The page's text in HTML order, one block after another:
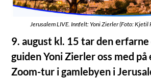
Jerusalem LIVE. Innfelt: Yoni Zierler (Foto: Kjetil
9. august kl. 15 tar den
guiden Yoni Zierler oss med
Zoom-tur i gamlebyen i